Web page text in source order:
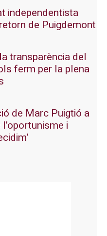
independentista
de Puigdemont
transparència del
ferm per la plena
de Marc Puigtió a
i